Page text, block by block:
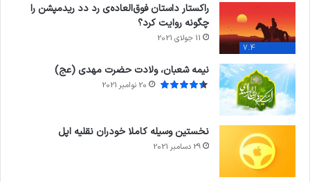
7.4
راکستار داستان فوق‌العاده‌ی رد دد ریدمپشن را
چگونه روایت کرد؟
11 جولای 2021
نیمه شعبان، ولادت حضرت مهدی (عج)
20 نوامبر 2021
نخستین وسیله کاملا خودران نقلیه اپل
29 دسامبر 2021